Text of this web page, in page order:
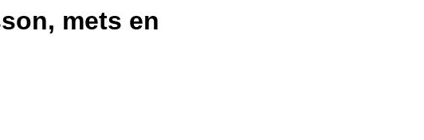
mets en